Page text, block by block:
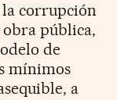
corrupción
obra pública,
de
mínimos
a